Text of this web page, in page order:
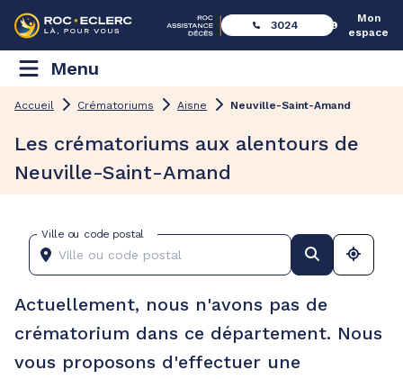
3024
Mon
espace
Menu
Accueil Crématoriums Aisne Neuville-Saint-Amand
Les crématoriums aux alentours de
Neuville-Saint-Amand
Ville ou code postal
Actuellement, nous n'avons pas de
crématorium dans ce département. Nous
vous proposons d'effectuer une